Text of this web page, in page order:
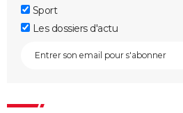
Sport
Les dossiers d'actu